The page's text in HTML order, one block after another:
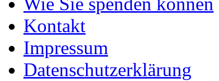
Kontakt
Impressum
Datenschutzerklärung